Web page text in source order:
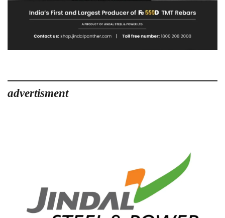
advertisment